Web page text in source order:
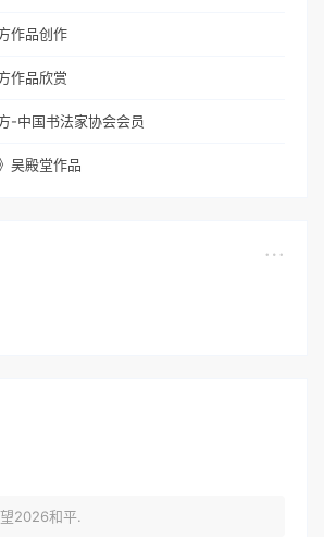
作品创作
作品欣赏
-中国书法家协会会员
吴殿堂作品
2026和平.